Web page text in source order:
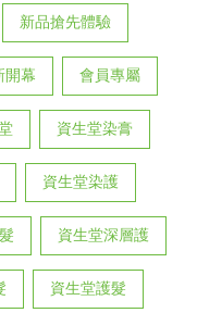
新品搶先體驗
開幕 會員專屬
資生堂染膏
資生堂染護
資生堂深層護
資生堂護髮